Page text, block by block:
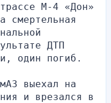
М-4 «Дон»
смертельная
ДТП
один погиб.
выехал на
и врезался в